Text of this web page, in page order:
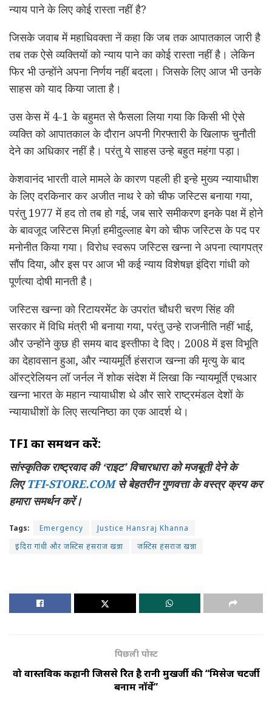
न्याय पाने के लिए कोई रास्ता नहीं है?
जिसके जवाब में महाधिवक्ता नें कहा कि जब तक आपातकाल जारी है
तब तक ऐसे व्यक्तियों को न्याय पाने का कोई रास्ता नहीं है। लेकिन
फिर भी उन्होंने अपना निर्णय नहीं बदला। जिसके लिए आज भी उनके
साहस को याद किया जाता है।
उस केस में 4-1 के बहुमत से फैसला लिया गया कि किसी भी ऐसे
व्यक्ति को आपातकाल के दौरान अपनी गिरफ्तारी के खिलाफ चुनौती
देने का अधिकार नहीं है। परंतु ये साहस उन्हे बहुत महंगा पड़ा।
केशवानंद भारती वाले मामले के कारण पहली ही इन्हे मुख्य न्यायाधीश
के लिए दरकिनार कर अजीत नाथ रे को चीफ जस्टिस बनाया गया,
परंतु 1977 में हद तो तब हो गई, जब सारे समीकरण इनके पक्ष में होने
के बावजूद जस्टिस मिर्ज़ा हमीदुल्लाह बेग को चीफ जस्टिस के पद पर
मनोनीत किया गया। विरोध स्वरूप जस्टिस खन्ना ने अपना त्यागपत्र
सौंप दिया, और इस पर आज भी कई न्याय विशेषज्ञ इंदिरा गांधी को
पूर्णत्या दोषी मानती है।
जस्टिस खन्ना को रिटायरमेंट के उपरांत चौधरी चरण सिंह की
सरकार में विधि मंत्री भी बनाया गया, परंतु उन्हे राजनीति नहीं भाई,
और उन्होंने कुछ ही समय बाद इस्तीफा दे दिए। 2008 में इस विभूति
का देहावसान हुआ, और न्यायमूर्ति हंसराज खन्ना की मृत्यु के बाद
ऑस्ट्रेलियन लॉ जर्नल नें शोक संदेश में लिखा कि न्यायमूर्ति एचआर
खन्ना भारत के महान न्यायाधीश थे और सारे राष्ट्रमंडल देशों के
न्यायाधीशों के लिए सत्यनिष्ठा का एक आदर्श थे।
TFI का समर्थन करें:
सांस्कृतिक राष्ट्रवाद की ‘राइट’ विचारधारा को मजबूती देने के
लिएTFI-STORE.COMसे बेहतरीन गुणवत्ता के वस्त्र क्रय कर
हमारा समर्थन करें।
Tags: Emergency
Justice Hansraj Khanna
इंदिरा गांधी और जस्टिस हंसराज खन्ना
जस्टिस हंसराज खन्ना
पिछली पोस्ट
वो वास्तविक कहानी जिससे प्रेरित है रानी मुखर्जी की “मिसेज चटर्जी
बनाम नॉर्वे”